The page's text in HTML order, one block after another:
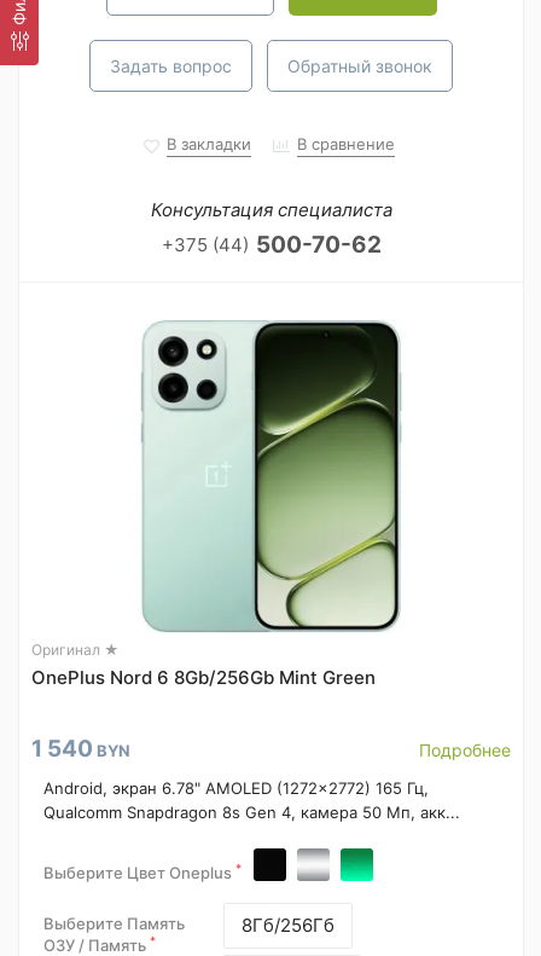
Задать вопрос Обратный звонок
В закладки В сравнение
Консультация специалиста
+375 (44) 500-70-62
Оригинал ★
OnePlus Nord 6 8Gb/256Gb Mint Green
1 540 BYN Подробнее
Android, экран 6.78" AMOLED (1272x2772) 165 Гц,
Qualcomm Snapdragon 8s Gen 4, камера 50 Мп, акк...
Выберите Цвет Oneplus *
Выберите Память
ОЗУ / Память *
8Гб/256Гб